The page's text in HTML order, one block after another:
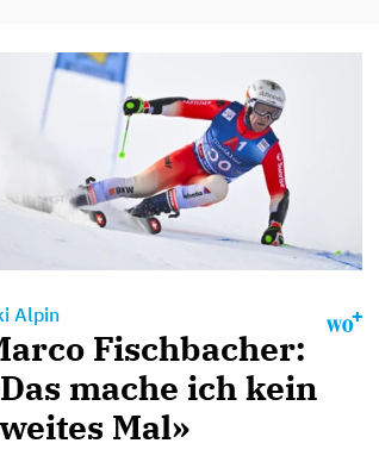
Alpin
Fischbacher:
mache ich kein
Mal»